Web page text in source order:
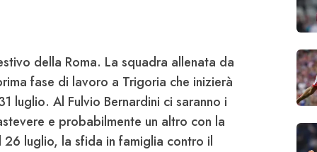
della Roma. La squadra allenata da
fase di lavoro a Trigoria che inizierà
luglio. Al Fulvio Bernardini ci saranno i
e probabilmente un altro con la
26 luglio, la sfida in famiglia contro il